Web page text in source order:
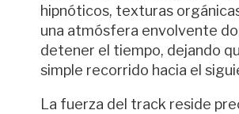
hipnóticos, texturas
una atmósfera envolvente
detener el tiempo, dejando
simple recorrido hacia el
La fuerza del track reside